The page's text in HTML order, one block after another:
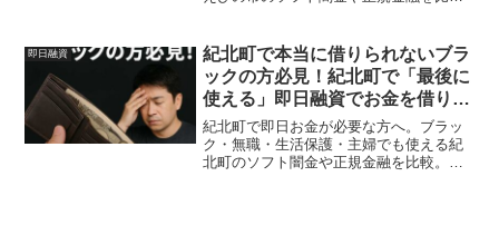
即日融資
紀北町で本当に借りられないブラ
ックの方必見！紀北町で「最後に
使える」即日融資でお金を借りる
方法を紹介！
紀北町で即日お金が必要な方へ。ブラッ
ク・無職・生活保護・主婦でも使える紀
北町のソフト闇金や正規金融を比較。安